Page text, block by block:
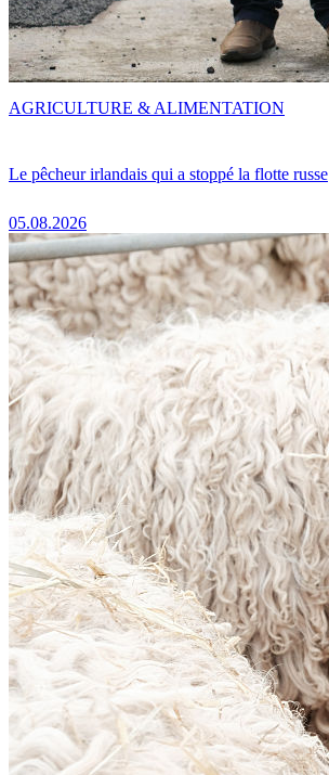
Le pêcheur irlandais qui a stoppé la flotte russe
05.08.2026
AGRICULTURE & ALIMENTATION